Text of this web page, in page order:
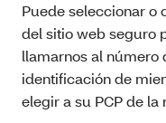
Puede seleccionar o
del sitio web seguro
llamarnos al número
identificación de
elegir a su PCP de la